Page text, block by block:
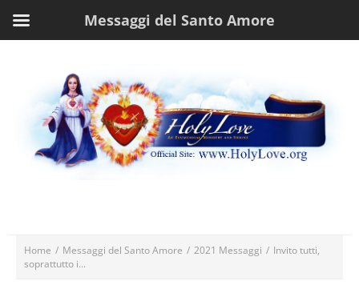
Home / Messaggi del Santo Amore / 2021 Messaggi / Invito tutti,
soprattutto i...
Messaggi del Santo Amore